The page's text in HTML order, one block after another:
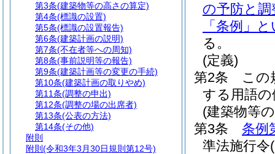
の予防と
「条例」
る。
(定義)
第2条
この
する用語
(建築物等
第3条
条例
準法施行令
第3条(建築物等の高さの算定)
第4条(標識の設置)
第5条(標識の設置報告)
第6条(建築計画の説明)
第7条(不在者等への周知)
第8条(事前説明等の報告)
第9条(建築計画等の変更の手続)
第10条(建築計画の取りやめ)
第11条(調整の申出)
第12条(調整の場の出席者)
第13条(公表の方法)
第14条(その他)
附則
附則 (令和3年3月30日規則第12号)